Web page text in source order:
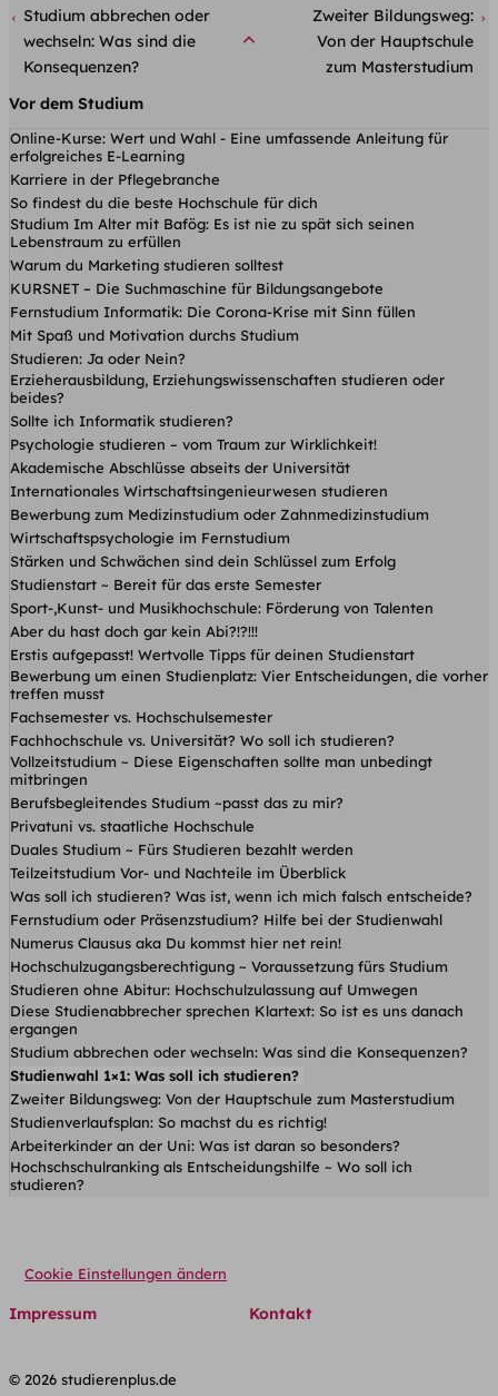
Studium abbrechen oder
wechseln: Was sind die
Konsequenzen?
Zweiter Bildungsweg:
Von der Hauptschule
zum Masterstudium
Vor dem Studium
Online-Kurse: Wert und Wahl - Eine umfassende Anleitung für
erfolgreiches E-Learning
Karriere in der Pflegebranche
So findest du die beste Hochschule für dich
Studium Im Alter mit Bafög: Es ist nie zu spät sich seinen
Lebenstraum zu erfüllen
Warum du Marketing studieren solltest
KURSNET – Die Suchmaschine für Bildungsangebote
Fernstudium Informatik: Die Corona-Krise mit Sinn füllen
Mit Spaß und Motivation durchs Studium
Studieren: Ja oder Nein?
Erzieherausbildung, Erziehungswissenschaften studieren oder
beides?
Sollte ich Informatik studieren?
Psychologie studieren – vom Traum zur Wirklichkeit!
Akademische Abschlüsse abseits der Universität
Internationales Wirtschaftsingenieurwesen studieren
Bewerbung zum Medizinstudium oder Zahnmedizinstudium
Wirtschaftspsychologie im Fernstudium
Stärken und Schwächen sind dein Schlüssel zum Erfolg
Studienstart ~ Bereit für das erste Semester
Sport-,Kunst- und Musikhochschule: Förderung von Talenten
Aber du hast doch gar kein Abi?!?!!!
Erstis aufgepasst! Wertvolle Tipps für deinen Studienstart
Bewerbung um einen Studienplatz: Vier Entscheidungen, die vorher
treffen musst
Fachsemester vs. Hochschulsemester
Fachhochschule vs. Universität? Wo soll ich studieren?
Vollzeitstudium ~ Diese Eigenschaften sollte man unbedingt
mitbringen
Berufsbegleitendes Studium ~passt das zu mir?
Privatuni vs. staatliche Hochschule
Duales Studium ~ Fürs Studieren bezahlt werden
Teilzeitstudium Vor- und Nachteile im Überblick
Was soll ich studieren? Was ist, wenn ich mich falsch entscheide?
Fernstudium oder Präsenzstudium? Hilfe bei der Studienwahl
Numerus Clausus aka Du kommst hier net rein!
Hochschulzugangsberechtigung ~ Voraussetzung fürs Studium
Studieren ohne Abitur: Hochschulzulassung auf Umwegen
Diese Studienabbrecher sprechen Klartext: So ist es uns danach
ergangen
Studium abbrechen oder wechseln: Was sind die Konsequenzen?
Studienwahl 1×1: Was soll ich studieren?
Zweiter Bildungsweg: Von der Hauptschule zum Masterstudium
Studienverlaufsplan: So machst du es richtig!
Arbeiterkinder an der Uni: Was ist daran so besonders?
Hochschschulranking als Entscheidungshilfe ~ Wo soll ich
studieren?
Cookie Einstellungen ändern
Impressum Kontakt
© 2026 studierenplus.de